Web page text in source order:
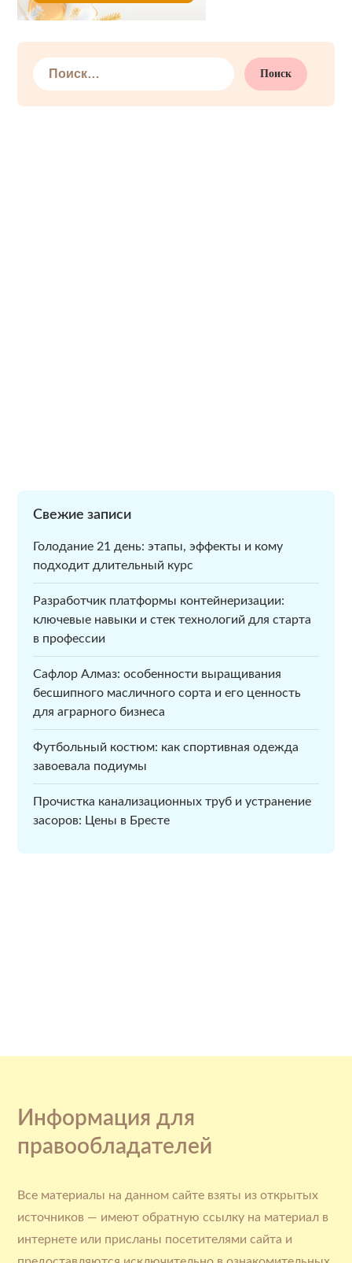
Найти:
Свежие записи
Голодание 21 день: этапы, эффекты и кому
подходит длительный курс
Разработчик платформы контейнеризации:
ключевые навыки и стек технологий для старта
в профессии
Сафлор Алмаз: особенности выращивания
бесшипного масличного сорта и его ценность
для аграрного бизнеса
Футбольный костюм: как спортивная одежда
завоевала подиумы
Прочистка канализационных труб и устранение
засоров: Цены в Бресте
Информация для
правообладателей
Все материалы на данном сайте взяты из открытых
источников — имеют обратную ссылку на материал в
интернете или присланы посетителями сайта и